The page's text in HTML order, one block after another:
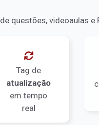
questões, videoaulas e
Tag de
atualização
em tempo
real